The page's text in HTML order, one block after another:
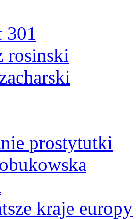
301
rosinski
prostytutki
kraje europy